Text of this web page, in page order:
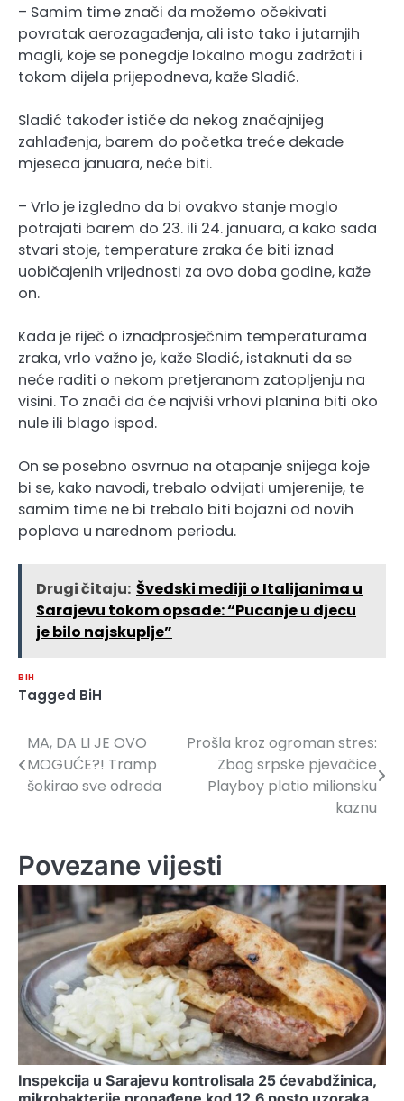
– Samim time znači da možemo očekivati
povratak aerozagađenja, ali isto tako i jutarnjih
magli, koje se ponegdje lokalno mogu zadržati i
tokom dijela prijepodneva, kaže Sladić.
Sladić također ističe da nekog značajnijeg
zahlađenja, barem do početka treće dekade
mjeseca januara, neće biti.
– Vrlo je izgledno da bi ovakvo stanje moglo
potrajati barem do 23. ili 24. januara, a kako sada
stvari stoje, temperature zraka će biti iznad
uobičajenih vrijednosti za ovo doba godine, kaže
on.
Kada je riječ o iznadprosječnim temperaturama
zraka, vrlo važno je, kaže Sladić, istaknuti da se
neće raditi o nekom pretjeranom zatopljenju na
visini. To znači da će najviši vrhovi planina biti oko
nule ili blago ispod.
On se posebno osvrnuo na otapanje snijega koje
bi se, kako navodi, trebalo odvijati umjerenije, te
samim time ne bi trebalo biti bojazni od novih
poplava u narednom periodu.
Drugi čitaju: Švedski mediji o Italijanima u
Sarajevu tokom opsade: “Pucanje u djecu
je bilo najskuplje”
BIH
Tagged BiH
Navigacija
članaka
MA, DA LI JE OVO
MOGUĆE?! Tramp
šokirao sve odreda
Prošla kroz ogroman stres:
Zbog srpske pjevačice
Playboy platio milionsku
kaznu
Povezane vijesti
Inspekcija u Sarajevu kontrolisala 25 ćevabdžinica,